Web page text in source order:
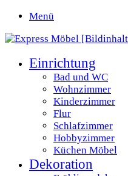
Menü
Einrichtung
Bad und WC
Wohnzimmer
Kinderzimmer
Flur
Schlafzimmer
Hobbyzimmer
Küchen Möbel
Dekoration